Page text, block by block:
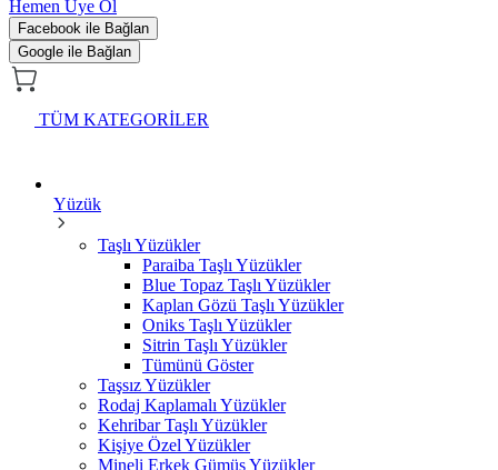
Hemen Üye Ol
Facebook ile Bağlan
Google ile Bağlan
TÜM KATEGORİLER
Yüzük
Taşlı Yüzükler
Paraiba Taşlı Yüzükler
Blue Topaz Taşlı Yüzükler
Kaplan Gözü Taşlı Yüzükler
Oniks Taşlı Yüzükler
Sitrin Taşlı Yüzükler
Tümünü Göster
Taşsız Yüzükler
Rodaj Kaplamalı Yüzükler
Kehribar Taşlı Yüzükler
Kişiye Özel Yüzükler
Mineli Erkek Gümüş Yüzükler